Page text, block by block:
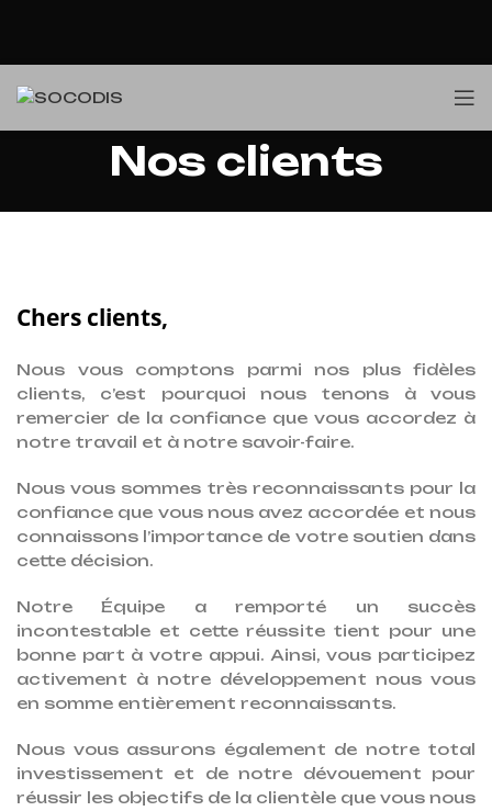
Nos clients
Chers clients,
Nous vous comptons parmi nos plus fidèles
clients, c’est pourquoi nous tenons à vous
remercier de la confiance que vous accordez à
notre travail et à notre savoir-faire.
Nous vous sommes très reconnaissants pour la
confiance que vous nous avez accordée et nous
connaissons l’importance de votre soutien dans
cette décision.
Notre Équipe a remporté un succès
incontestable et cette réussite tient pour une
bonne part à votre appui. Ainsi, vous participez
activement à notre développement nous vous
en somme entièrement reconnaissants.
Nous vous assurons également de notre total
investissement et de notre dévouement pour
réussir les objectifs de la clientèle que vous nous